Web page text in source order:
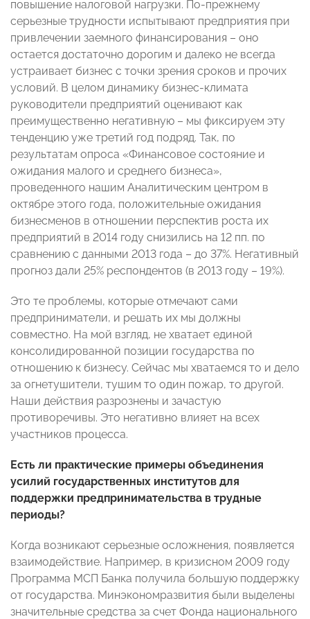
повышение налоговой нагрузки. По-прежнему
серьезные трудности испытывают предприятия при
привлечении заемного финансирования – оно
остается достаточно дорогим и далеко не всегда
устраивает бизнес с точки зрения сроков и прочих
условий. В целом динамику бизнес-климата
руководители предприятий оценивают как
преимущественно негативную – мы фиксируем эту
тенденцию уже третий год подряд. Так, по
результатам опроса «Финансовое состояние и
ожидания малого и среднего бизнеса»,
проведенного нашим Аналитическим центром в
октябре этого года, положительные ожидания
бизнесменов в отношении перспектив роста их
предприятий в 2014 году снизились на 12 пп. по
сравнению с данными 2013 года – до 37%. Негативный
прогноз дали 25% респондентов (в 2013 году – 19%).
Это те проблемы, которые отмечают сами
предприниматели, и решать их мы должны
совместно. На мой взгляд, не хватает единой
консолидированной позиции государства по
отношению к бизнесу. Сейчас мы хватаемся то и дело
за огнетушители, тушим то один пожар, то другой.
Наши действия разрознены и зачастую
противоречивы. Это негативно влияет на всех
участников процесса.
Есть ли практические примеры объединения
усилий государственных институтов для
поддержки предпринимательства в трудные
периоды?
Когда возникают серьезные осложнения, появляется
взаимодействие. Например, в кризисном 2009 году
Программа МСП Банка получила большую поддержку
от государства. Минэкономразвития были выделены
значительные средства за счет Фонда национального